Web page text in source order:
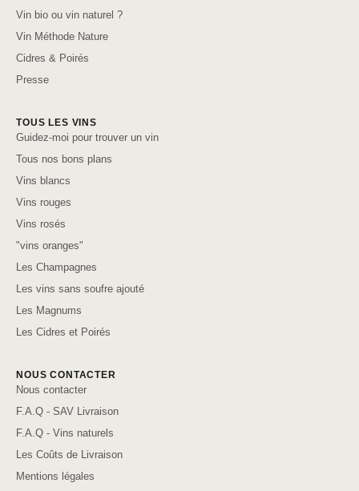
Vin bio ou vin naturel ?
Vin Méthode Nature
Cidres & Poirés
Presse
TOUS LES VINS
Guidez-moi pour trouver un vin
Tous nos bons plans
Vins blancs
Vins rouges
Vins rosés
"vins oranges"
Les Champagnes
Les vins sans soufre ajouté
Les Magnums
Les Cidres et Poirés
NOUS CONTACTER
Nous contacter
F.A.Q - SAV Livraison
F.A.Q - Vins naturels
Les Coûts de Livraison
Mentions légales